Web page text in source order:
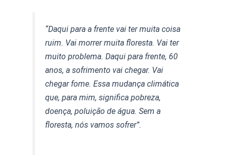
“Daqui para a frente vai ter muita coisa
ruim. Vai morrer muita floresta. Vai ter
muito problema. Daqui para frente, 60
anos, a sofrimento vai chegar. Vai
chegar fome. Essa mudança climática
que, para mim, significa pobreza,
doença, poluição de água. Sem a
floresta, nós vamos sofrer”.